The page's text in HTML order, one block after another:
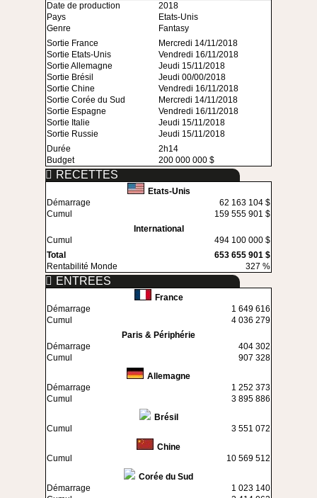
Date de production
2018
Pays
Etats-Unis
Genre
Fantasy
Sortie France
Mercredi 14/11/2018
Sortie Etats-Unis
Vendredi 16/11/2018
Sortie Allemagne
Jeudi 15/11/2018
Sortie Brésil
Jeudi 00/00/2018
Sortie Chine
Vendredi 16/11/2018
Sortie Corée du Sud
Mercredi 14/11/2018
Sortie Espagne
Vendredi 16/11/2018
Sortie Italie
Jeudi 15/11/2018
Sortie Russie
Jeudi 15/11/2018
Durée
2h14
Budget
200 000 000 $
RECETTES
Etats-Unis
Démarrage
62 163 104 $
Cumul
159 555 901 $
International
Cumul
494 100 000 $
Total
653 655 901 $
Rentabilité Monde
327 %
ENTREES
France
Démarrage
1 649 616
Cumul
4 036 279
Paris & Périphérie
Démarrage
404 302
Cumul
907 328
Allemagne
Démarrage
1 252 373
Cumul
3 895 886
Brésil
Cumul
3 551 072
Chine
Cumul
10 569 512
Corée du Sud
Démarrage
1 023 140